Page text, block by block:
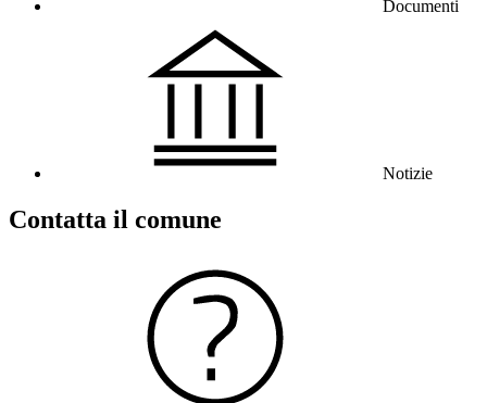
Documenti
Notizie
Contatta il comune